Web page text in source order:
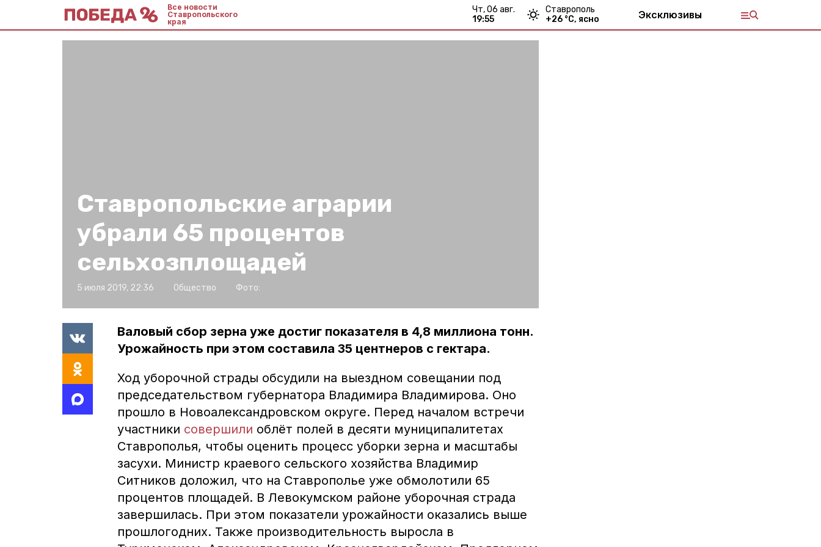
Все новости
Ставропольского
края
чт, 06 авг.
19:55
Ставрополь
+26 °С, ясно Эксклюзивы
Ставропольские аграрии
убрали 65 процентов
сельхозплощадей
5 июля 2019, 22:36 Общество Фото:
Валовый сбор зерна уже достиг показателя в 4,8 миллиона тонн.
Урожайность при этом составила 35 центнеров с гектара.
Ход уборочной страды обсудили на выездном совещании под
председательством губернатора Владимира Владимирова. Оно
прошло в Новоалександровском округе. Перед началом встречи
участники совершили облёт полей в десяти муниципалитетах
Ставрополья, чтобы оценить процесс уборки зерна и масштабы
засухи. Министр краевого сельского хозяйства Владимир
Ситников доложил, что на Ставрополье уже обмолотили 65
процентов площадей. В Левокумском районе уборочная страда
завершилась. При этом показатели урожайности оказались выше
прошлогодних. Также производительность выросла в